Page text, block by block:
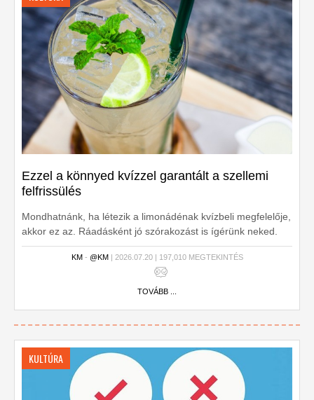
Ezzel a könnyed kvízzel garantált a szellemi
felfrissülés
Mondhatnánk, ha létezik a limonádénak kvízbeli megfelelője,
akkor ez az. Ráadásként jó szórakozást is ígérünk neked.
KM- @KM| 2026.07.20 | 197,010 MEGTEKINTÉS
TOVÁBB ...
KULTÚRA